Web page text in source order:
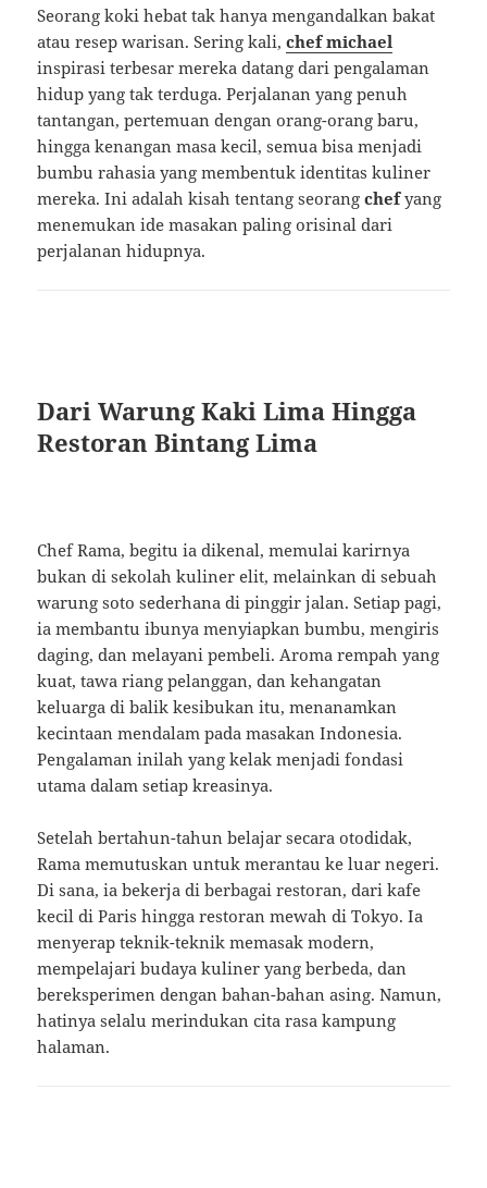
Seorang koki hebat tak hanya mengandalkan bakat
atau resep warisan. Sering kali,chef michael
inspirasi terbesar mereka datang dari pengalaman
hidup yang tak terduga. Perjalanan yang penuh
tantangan, pertemuan dengan orang-orang baru,
hingga kenangan masa kecil, semua bisa menjadi
bumbu rahasia yang membentuk identitas kuliner
mereka. Ini adalah kisah tentang seorangchefyang
menemukan ide masakan paling orisinal dari
perjalanan hidupnya.
Dari Warung Kaki Lima Hingga
Restoran Bintang Lima
Chef Rama, begitu ia dikenal, memulai karirnya
bukan di sekolah kuliner elit, melainkan di sebuah
warung soto sederhana di pinggir jalan. Setiap pagi,
ia membantu ibunya menyiapkan bumbu, mengiris
daging, dan melayani pembeli. Aroma rempah yang
kuat, tawa riang pelanggan, dan kehangatan
keluarga di balik kesibukan itu, menanamkan
kecintaan mendalam pada masakan Indonesia.
Pengalaman inilah yang kelak menjadi fondasi
utama dalam setiap kreasinya.
Setelah bertahun-tahun belajar secara otodidak,
Rama memutuskan untuk merantau ke luar negeri.
Di sana, ia bekerja di berbagai restoran, dari kafe
kecil di Paris hingga restoran mewah di Tokyo. Ia
menyerap teknik-teknik memasak modern,
mempelajari budaya kuliner yang berbeda, dan
bereksperimen dengan bahan-bahan asing. Namun,
hatinya selalu merindukan cita rasa kampung
halaman.